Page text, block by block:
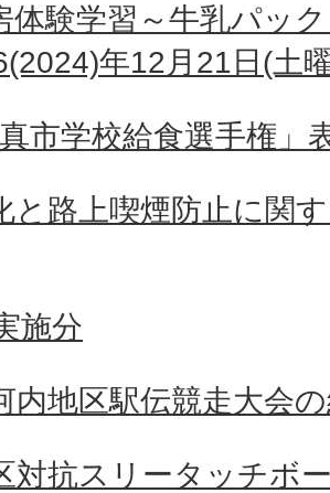
体験学習～牛乳パッ
年12月21日(土
市学校給食選手権」
と路上喫煙防止に関
施分
内地区駅伝競走大会
対抗スリータッチボ